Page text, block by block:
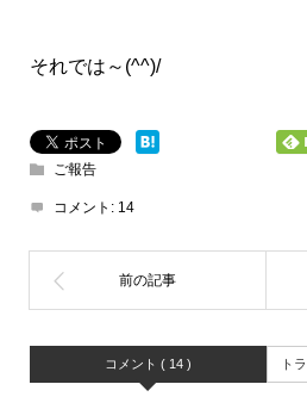
それでは～(^^)/
ご報告
コメント: 14
コメント ( 14 ) ト